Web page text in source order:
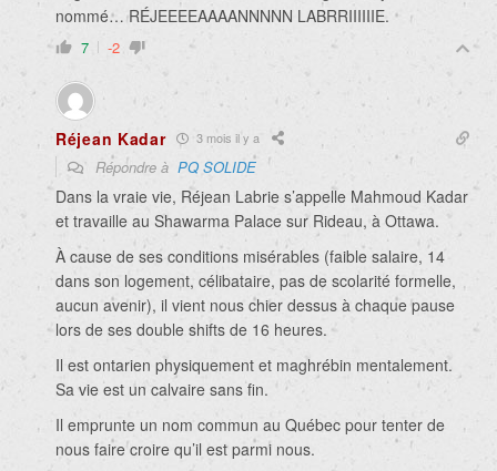
nommé… RÉJEEEEAAAANNNNN LABRRIIIIIIE.
7 -2
Réjean Kadar 3 mois il y a
Répondre à PQ SOLIDE
Dans la vraie vie, Réjean Labrie s’appelle Mahmoud Kadar
et travaille au Shawarma Palace sur Rideau, à Ottawa.
À cause de ses conditions misérables (faible salaire, 14
dans son logement, célibataire, pas de scolarité formelle,
aucun avenir), il vient nous chier dessus à chaque pause
lors de ses double shifts de 16 heures.
Il est ontarien physiquement et maghrébin mentalement.
Sa vie est un calvaire sans fin.
Il emprunte un nom commun au Québec pour tenter de
nous faire croire qu’il est parmi nous.